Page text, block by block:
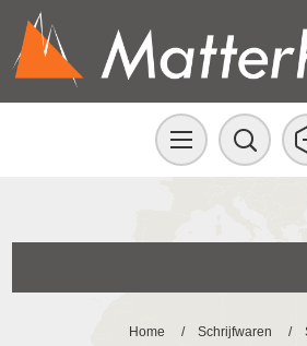
Home / Schrijfwaren /